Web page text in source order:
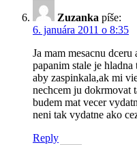
Zuzanka píše:
6. januára 2011 o 8:35
Ja mam mesacnu
papanim stale je
aby zaspinkala,ak mi
nechcem ju dokrmovat
budem mat vecer
neni tak vydatne ako
Reply